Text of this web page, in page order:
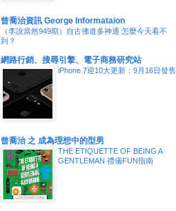
曾喬治資訊 George Informataion
（李說當然949期）自古佛道多神通 怎麼今天看不
到？
網路行銷、搜尋引擎、電子商務研究站
iPhone 7迎10大更新：9月16日發售
曾喬治 之 成為理想中的型男
THE ETIQUETTE OF BEING A
GENTLEMAN 禮儀FUN指南